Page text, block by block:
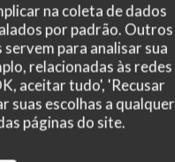
na coleta de dados
por padrão. Outros
para analisar sua
relacionadas às redes
aceitar tudo', 'Recusar
suas escolhas a qualquer
páginas do site.